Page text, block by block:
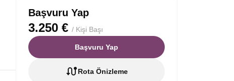
Başvuru Yap
3.250 € / Kişi Başı
Başvuru Yap
Rota Önizleme